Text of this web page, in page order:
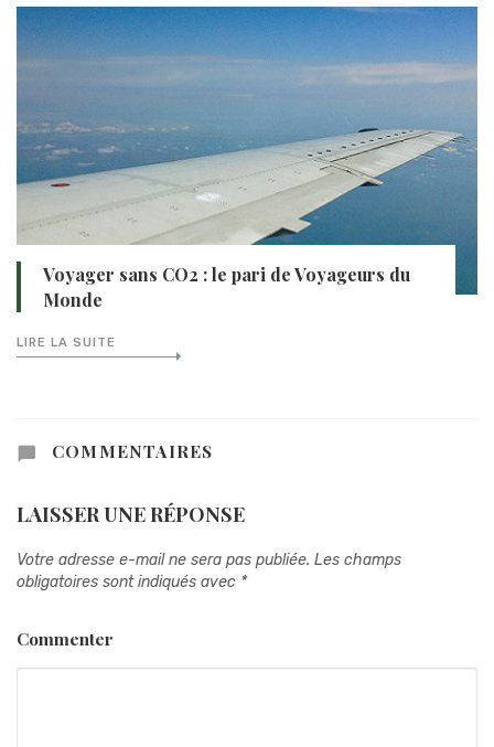
Voyager sans CO2 : le pari de Voyageurs du
Monde
LIRE LA SUITE
COMMENTAIRES
LAISSER UNE RÉPONSE
Votre adresse e-mail ne sera pas publiée. Les champs
obligatoires sont indiqués avec *
Commenter